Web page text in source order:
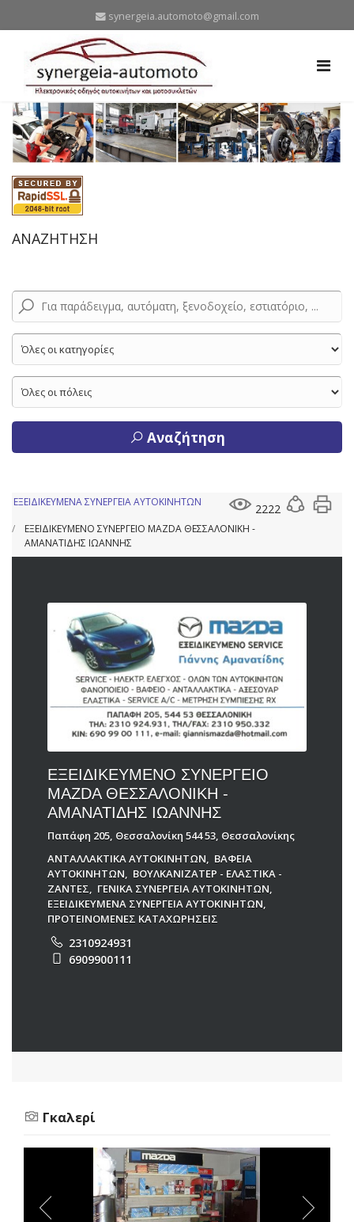
synergeia.automoto@gmail.com
ΑΝΑΖΗΤΗΣΗ
Αναζήτηση
2222
ΕΞΕΙΔΙΚΕΥΜΕΝΑ ΣΥΝΕΡΓΕΙΑ ΑΥΤΟΚΙΝΗΤΩΝ
ΕΞΕΙΔΙΚΕΥΜΕΝΟ ΣΥΝΕΡΓΕΙΟ MAZDA ΘΕΣΣΑΛΟΝΙΚΗ -
ΑΜΑΝΑΤΙΔΗΣ ΙΩΑΝΝΗΣ
ΕΞΕΙΔΙΚΕΥΜΕΝΟ ΣΥΝΕΡΓΕΙΟ
MAZDA ΘΕΣΣΑΛΟΝΙΚΗ -
ΑΜΑΝΑΤΙΔΗΣ ΙΩΑΝΝΗΣ
Παπάφη 205, Θεσσαλονίκη 544 53, Θεσσαλονίκης
ΑΝΤΑΛΛΑΚΤΙΚΑ ΑΥΤΟΚΙΝΗΤΩΝ, ΒΑΦΕΙΑ
ΑΥΤΟΚΙΝΗΤΩΝ, ΒΟΥΛΚΑΝΙΖΑΤΕΡ - ΕΛΑΣΤΙΚΑ -
ΖΑΝΤΕΣ, ΓΕΝΙΚΑ ΣΥΝΕΡΓΕΙΑ ΑΥΤΟΚΙΝΗΤΩΝ,
ΕΞΕΙΔΙΚΕΥΜΕΝΑ ΣΥΝΕΡΓΕΙΑ ΑΥΤΟΚΙΝΗΤΩΝ,
ΠΡΟΤΕΙΝΟΜΕΝΕΣ ΚΑΤΑΧΩΡΗΣΕΙΣ
2310924931
6909900111
Γκαλερί